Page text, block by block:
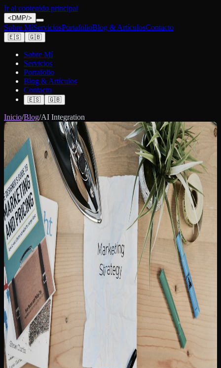
Ir al contenido principal
< DMP/>
Sobre MíServiciosPortafolioBlog & ArtículosContacto
🇪🇸 🇬🇧
Sobre Mí
Servicios
Portafolio
Blog & Artículos
Contacto
🇪🇸 🇬🇧
Inicio/Blog/AI Integration